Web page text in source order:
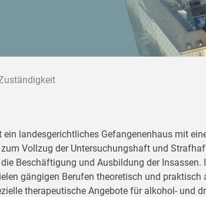
landesgerichtliches Gefangenenhaus mit
Vollzug der Untersuchungshaft und
Beschäftigung und Ausbildung der
gängigen Berufen theoretisch und praktisch
therapeutische Angebote für alkohol- und